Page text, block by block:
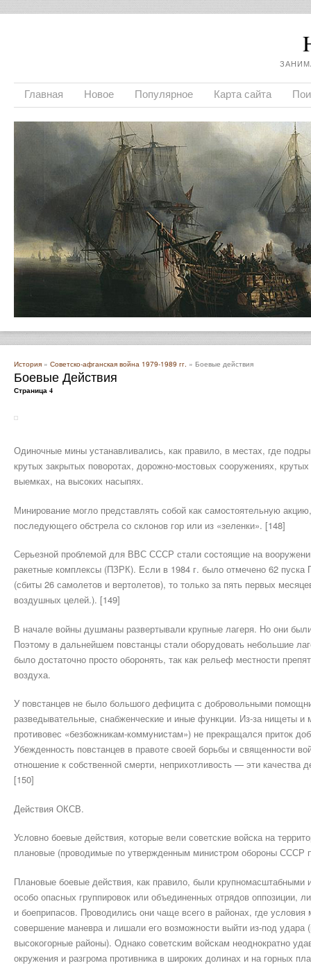
Главная Новое Популярное Карта сайта
История » Советско-афганская война 1979-1989 гг. » Боевые действия
Боевые Действия
Страница 4
Одиночные мины устанавливались, как правило, в местах, где
крутых закрытых поворотах, дорожно-мостовых сооружениях,
выемках, на высоких насыпях.
Минирование могло представлять собой как самостоятельную
последующего обстрела со склонов гор или из «зеленки». [148]
Серьезной проблемой для ВВС СССР стали состоящие на
ракетные комплексы (ПЗРК). Если в 1984 г. было отмечено 62
(сбиты 26 самолетов и вертолетов), то только за пять первых
воздушных целей.). [149]
В начале войны душманы развертывали крупные лагеря. Но они
Поэтому в дальнейшем повстанцы стали оборудовать небольшие
было достаточно просто оборонять, так как рельеф местности
воздуха.
У повстанцев не было большого дефицита с добровольными
разведывательные, снабженческие и иные функции. Из-за нищеты и
противовес «безбожникам-коммунистам») не прекращался приток
Убежденность повстанцев в правоте своей борьбы и священности
отношение к собственной смерти, неприхотливость — эти качества
[150]
Действия ОКСВ.
Условно боевые действия, которые вели советские войска на
плановые (проводимые по утвержденным министром обороны СССР
Плановые боевые действия, как правило, были крупномасштабными
особо опасных группировок или объединенных отрядов оппозиции,
и боеприпасов. Проводились они чаще всего в районах, где условия
совершение маневра и лишали его возможности выйти из-под удара
высокогорные районы). Однако советским войскам неоднократно
окружения и разгрома противника в широких долинах и на горных